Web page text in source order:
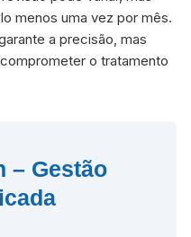
menos uma vez por mês.
a precisão, mas
o tratamento
– Gestão